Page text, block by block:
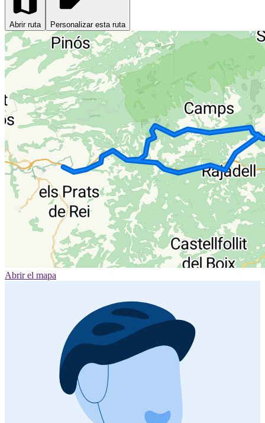
Abrir ruta Personalizar esta ruta
Abrir el mapa